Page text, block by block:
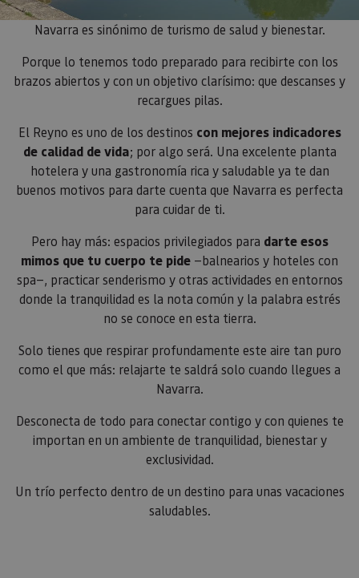
Navarra es sinónimo de turismo de salud y bienestar.
Porque lo tenemos todo preparado para recibirte con los
brazos abiertos y con un objetivo clarísimo: que descanses y
recargues pilas.
El Reyno es uno de los destinos con mejores indicadores
de calidad de vida; por algo será. Una excelente planta
hotelera y una gastronomía rica y saludable ya te dan
buenos motivos para darte cuenta que Navarra es perfecta
para cuidar de ti.
Pero hay más: espacios privilegiados para darte esos
mimos que tu cuerpo te pide —balnearios y hoteles con
spa—, practicar senderismo y otras actividades en entornos
donde la tranquilidad es la nota común y la palabra estrés
no se conoce en esta tierra.
Solo tienes que respirar profundamente este aire tan puro
como el que más: relajarte te saldrá solo cuando llegues a
Navarra.
Desconecta de todo para conectar contigo y con quienes te
importan en un ambiente de tranquilidad, bienestar y
exclusividad.
Un trío perfecto dentro de un destino para unas vacaciones
saludables.